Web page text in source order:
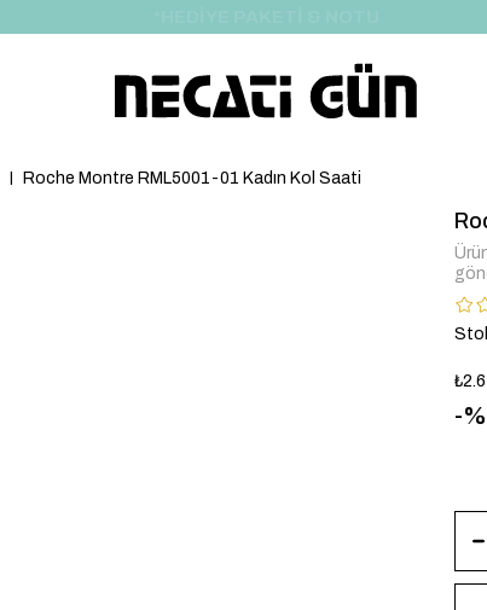
Roche Montre RML5001-01 Kadın Kol Saati